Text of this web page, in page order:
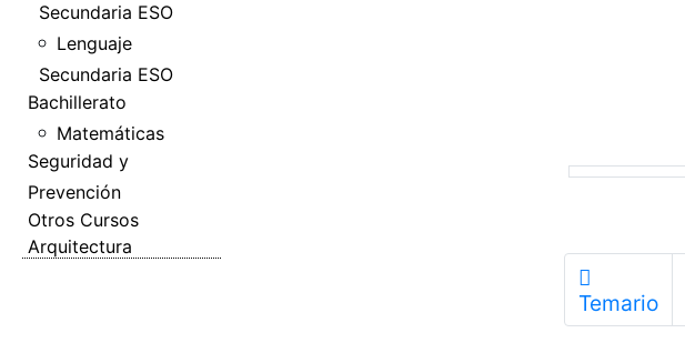
Secundaria ESO
Lenguaje
Secundaria ESO
Bachillerato
Matemáticas
Seguridad y
Prevención
Otros Cursos
Arquitectura
Temario